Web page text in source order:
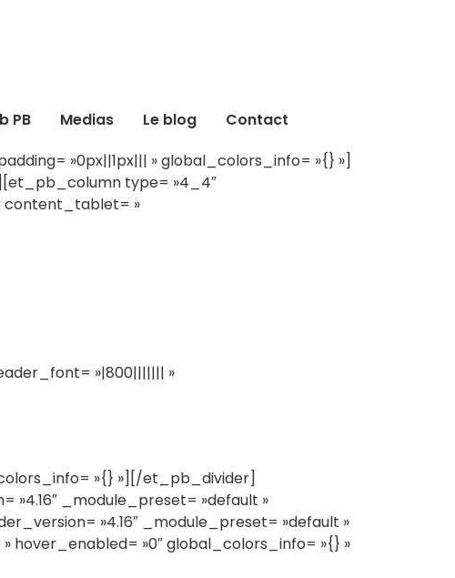
PB Medias Le blog
Contact
»0px||1px||| » global_colors_info= »{} »]
type= »4_4″
content_tablet= »
»|800||||||| »
»{} »][/et_pb_divider]
_module_preset= »default »
»4.16″ _module_preset= »default »
hover_enabled= »0″ global_colors_info= »{} »